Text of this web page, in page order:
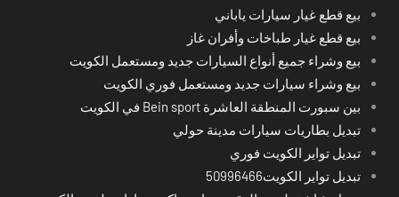
بيع قطع غيار سيارات ياباني
بيع قطع غيار طباخات وأفران غاز
بيع وشراء جميع أنواع السيارات جديد ومستعمل الكويت
بيع وشراء سيارات جديد ومستعمل فوري الكويت
بين سبورت المنطقة العاشرة Bein sport في الكويت
تبديل بطاريات سيارات مدينة حولي
تبديل تواير الكويت فوري
تبديل تواير الكويت50996466